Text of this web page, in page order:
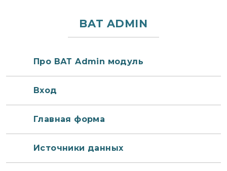
BAT ADMIN
Про ВАТ Admin модуль
Вход
Главная форма
Источники данных